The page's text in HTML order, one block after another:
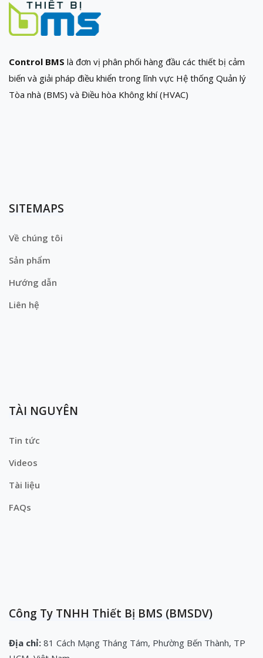
Control BMS là đơn vị phân phối hàng đầu các thiết bị cảm
biến và giải pháp điều khiển trong lĩnh vực Hệ thống Quản lý
Tòa nhà (BMS) và Điều hòa Không khí (HVAC)
SITEMAPS
Về chúng tôi
Sản phẩm
Hướng dẫn
Liên hệ
TÀI NGUYÊN
Tin tức
Videos
Tài liệu
FAQs
Công Ty TNHH Thiết Bị BMS (BMSDV)
Địa chỉ: 81 Cách Mạng Tháng Tám, Phường Bến Thành, TP